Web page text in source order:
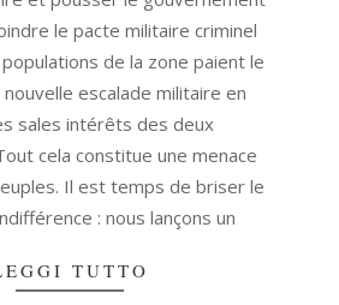
le pacte militaire criminel
populations de la zone paient le
escalade militaire en
sales intérêts des deux
cela constitue une menace
Il est temps de briser le
: nous lançons un
TUTTO